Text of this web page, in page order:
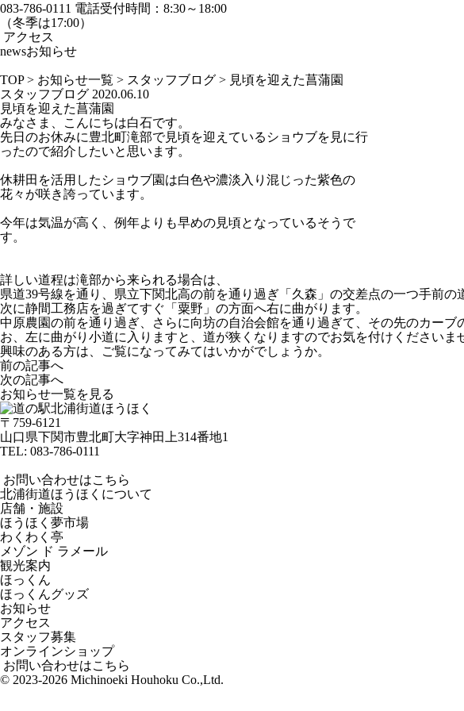
083-786-0111 電話受付時間：8:30～18:00
（冬季は17:00）
アクセス
newsお知らせ
TOP> お知らせ一覧 > スタッフブログ > 見頃を迎えた菖蒲園
スタッフブログ 2020.06.10
見頃を迎えた菖蒲園
みなさま、こんにちは白石です。
先日のお休みに豊北町滝部で見頃を迎えているショウブを見に行
ったので紹介したいと思います。
休耕田を活用したショウブ園は白色や濃淡入り混じった紫色の
花々が咲き誇っています。
今年は気温が高く、例年よりも早めの見頃となっているそうで
す。
詳しい道程は滝部から来られる場合は、
県道39号線を通り、県立下関北高の前を通り過ぎ「久森」の交差点の一つ手前の
次に静間工務店を過ぎてすぐ「粟野」の方面へ右に曲がります。
中原農園の前を通り過ぎ、さらに向坊の自治会館を通り過ぎて、その先のカー
お、左に曲がり小道に入りますと、道が狭くなりますのでお気を付けくださいま
興味のある方は、ご覧になってみてはいかがでしょうか。
前の記事へ
次の記事へ
お知らせ一覧を見る
〒759-6121
山口県下関市豊北町大字神田上314番地1
TEL: 083-786-0111
お問い合わせはこちら
北浦街道ほうほくについて
店舗・施設
ほうほく夢市場
わくわく亭
メゾン ド ラメール
観光案内
ほっくん
ほっくんグッズ
お知らせ
アクセス
スタッフ募集
オンラインショップ
お問い合わせはこちら
© 2023-2026 Michinoeki Houhoku Co.,Ltd.